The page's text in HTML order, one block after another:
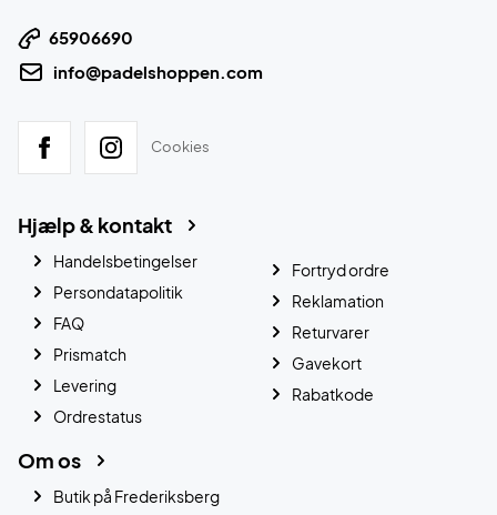
65906690
info@padelshoppen.com
Cookies
Hjælp & kontakt
Handelsbetingelser
Persondatapolitik
FAQ
Prismatch
Levering
Ordrestatus
Fortryd ordre
Reklamation
Returvarer
Gavekort
Rabatkode
Om os
Butik på Frederiksberg